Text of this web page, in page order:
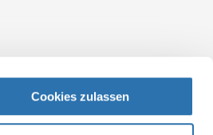
Cookies zulassen